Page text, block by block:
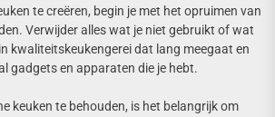
te creëren, begin je met het opruimen van
Verwijder alles wat je niet gebruikt of wat
kwaliteitskeukengerei dat lang meegaat en
gadgets en apparaten die je hebt.
keuken te behouden, is het belangrijk om